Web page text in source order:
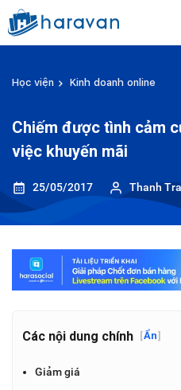
Học viện Kinh doanh online
Chiếm được tình cảm
việc khuyến mãi
25/05/2017 Thanh
Các nội dung chính [Ẩn]
Giảm giá